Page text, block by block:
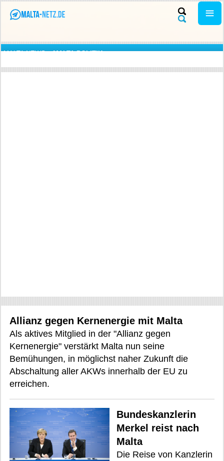
MALTA NEWS»MALTA POLITIK
Allianz gegen Kernenergie mit Malta
Als aktives Mitglied in der "Allianz gegen
Kernenergie" verstärkt Malta nun seine
Bemühungen, in möglichst naher Zukunft die
Abschaltung aller AKWs innerhalb der EU zu
erreichen.
Bundeskanzlerin
Merkel reist nach
Malta
Die Reise von Kanzlerin